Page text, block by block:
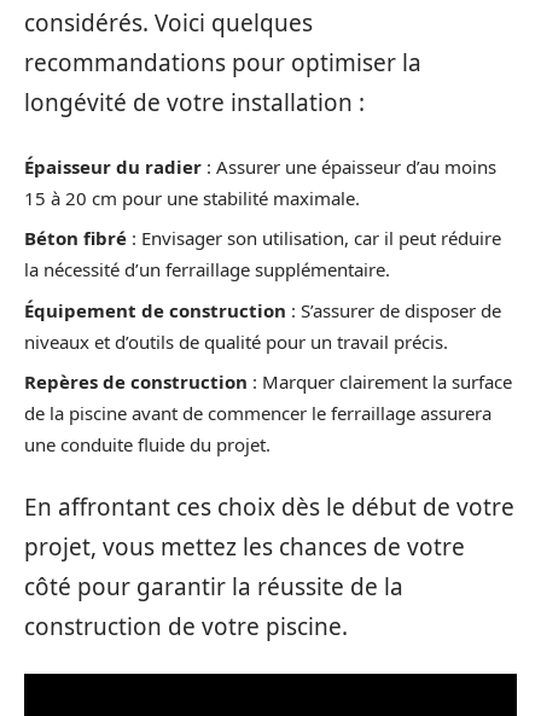
considérés. Voici quelques
recommandations pour optimiser la
longévité de votre installation :
Épaisseur du radier : Assurer une épaisseur d’au moins
15 à 20 cm pour une stabilité maximale.
Béton fibré : Envisager son utilisation, car il peut réduire
la nécessité d’un ferraillage supplémentaire.
Équipement de construction : S’assurer de disposer de
niveaux et d’outils de qualité pour un travail précis.
Repères de construction : Marquer clairement la surface
de la piscine avant de commencer le ferraillage assurera
une conduite fluide du projet.
En affrontant ces choix dès le début de votre
projet, vous mettez les chances de votre
côté pour garantir la réussite de la
construction de votre piscine.